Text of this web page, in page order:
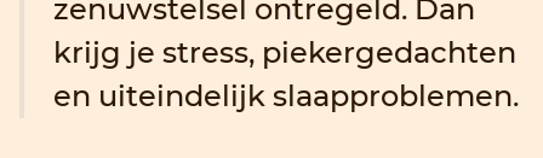
zenuwstelsel ontregeld. Dan
krijg je stress, piekergedachten
en uiteindelijk slaapproblemen.